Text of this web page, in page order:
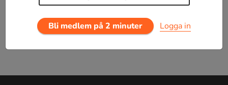
Bli medlem på 2 minuter Logga in